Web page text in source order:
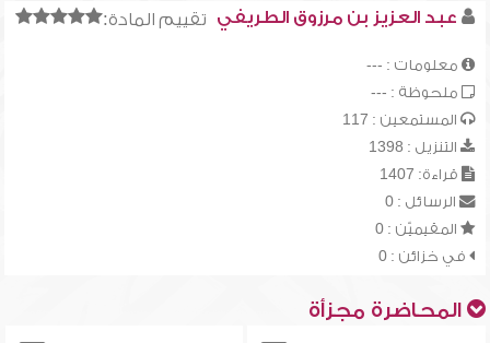
تقييم المادة: عبد العزيز بن مرزوق الطريفي
معلومات : ---
ملحوظة : ---
المستمعين : 117
التنزيل : 1398
قراءة: 1407
الرسائل : 0
المقيميّن : 0
في خزائن : 0
المحاضرة مجزأة